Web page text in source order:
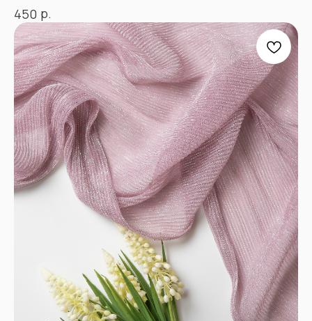
450 р.
ПРОЧЕЕ
Контакты
Договор оферты
Политика
конфиденциальности
*принадлежат компании Meta,
признанной экстремистской
и запрещенной в РФ